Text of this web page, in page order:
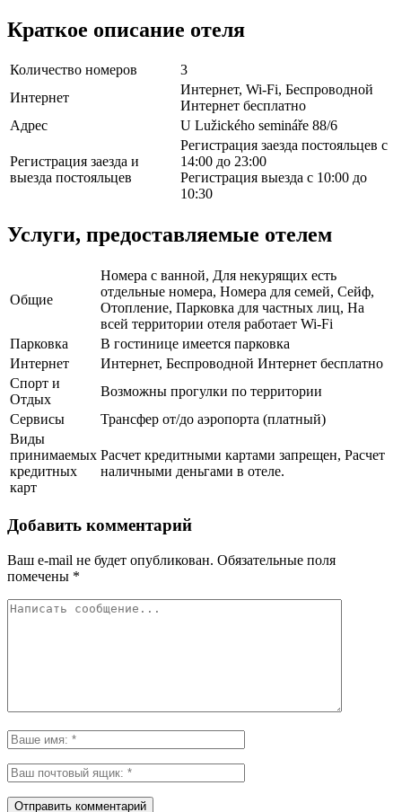
Краткое описание отеля
Количество номеров
3
Интернет
Интернет, Wi-Fi, Беспроводной
Интернет бесплатно
Адрес
U Lužického semináře 88/6
Регистрация заезда и
выезда постояльцев
Регистрация заезда постояльцев с
14:00 до 23:00
Регистрация выезда с 10:00 до
10:30
Услуги, предоставляемые отелем
Общие
Номера с ванной, Для некурящих есть
отдельные номера, Номера для семей, Сейф,
Отопление, Парковка для частных лиц, На
всей территории отеля работает Wi-Fi
Парковка
В гостинице имеется парковка
Интернет
Интернет, Беспроводной Интернет бесплатно
Спорт и
Отдых
Возможны прогулки по территории
Сервисы
Трансфер от/до аэропорта (платный)
Виды
принимаемых
кредитных
карт
Расчет кредитными картами запрещен, Расчет
наличными деньгами в отеле.
Добавить комментарий
Ваш e-mail не будет опубликован. Обязательные поля
помечены *